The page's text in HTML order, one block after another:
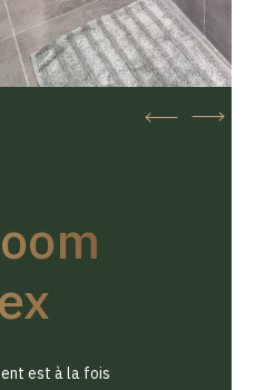
est à la fois